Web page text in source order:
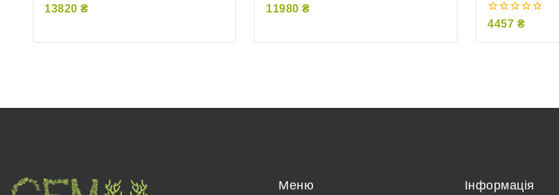
0
13820 ₴
0
11980₴
0
of
4457 ₴
Меню Інформація